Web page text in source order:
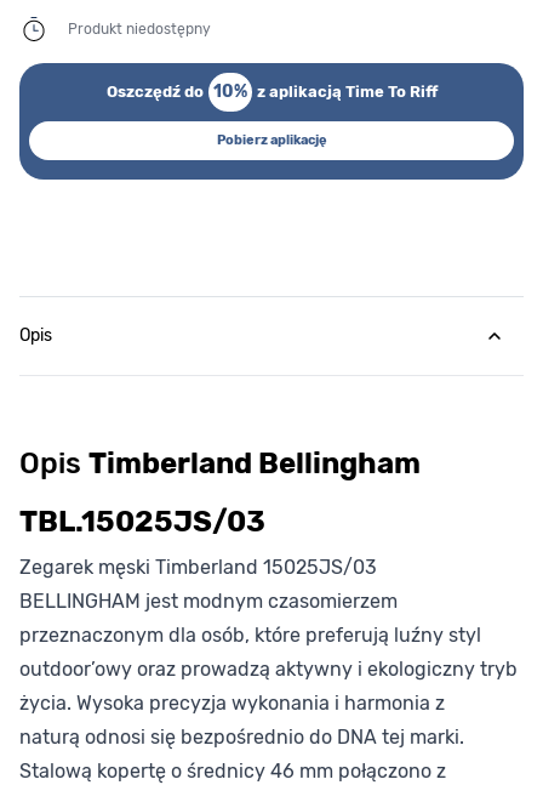
Produkt niedostępny
Oszczędź do 10% z aplikacją Time To Riff
Pobierz aplikację
Opis
Opis Timberland Bellingham
TBL.15025JS/03
Zegarek męski Timberland 15025JS/03
BELLINGHAM jest modnym czasomierzem
przeznaczonym dla osób, które preferują luźny styl
outdoor’owy oraz prowadzą aktywny i ekologiczny tryb
życia. Wysoka precyzja wykonania i harmonia z
naturą odnosi się bezpośrednio do DNA tej marki.
Stalową kopertę o średnicy 46 mm połączono z